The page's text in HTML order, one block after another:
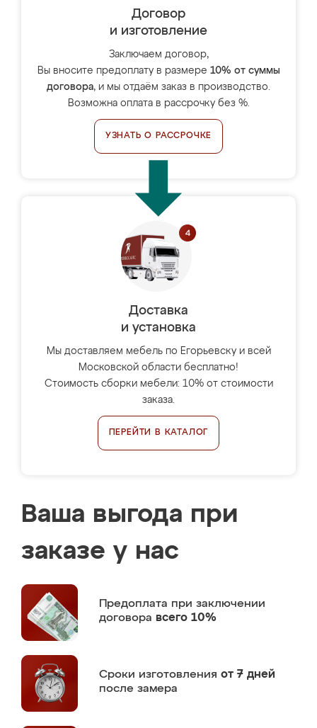
Договор
и изготовление
Заключаем договор,
Вы вносите предоплату в размере 10% от суммы
договора, и мы отдаём заказ в производство.
Возможна оплата в рассрочку без %.
УЗНАТЬ О РАССРОЧКЕ
Доставка
и установка
Мы доставляем мебель по Егорьевску и всей
Московской области бесплатно!
Стоимость сборки мебели: 10% от стоимости
заказа.
ПЕРЕЙТИ В КАТАЛОГ
Ваша выгода при
заказе у нас
Предоплата при заключении
договора всего 10%
Сроки изготовления от 7 дней
после замера